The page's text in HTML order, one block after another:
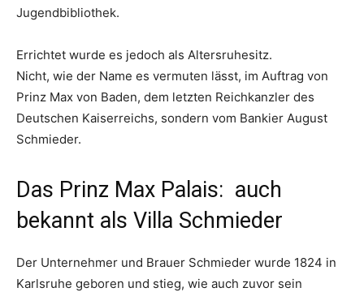
Jugendbibliothek.
Errichtet wurde es jedoch als Altersruhesitz.
Nicht, wie der Name es vermuten lässt, im Auftrag von
Prinz Max von Baden, dem letzten Reichkanzler des
Deutschen Kaiserreichs, sondern vom Bankier August
Schmieder.
Das Prinz Max Palais: auch
bekannt als Villa Schmieder
Der Unternehmer und Brauer Schmieder wurde 1824 in
Karlsruhe geboren und stieg, wie auch zuvor sein